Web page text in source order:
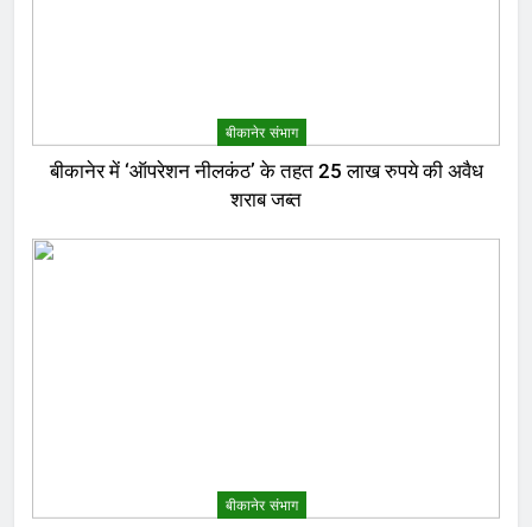
बीकानेर संभाग
बीकानेर में ‘ऑपरेशन नीलकंठ’ के तहत 25 लाख रुपये की अवैध
शराब जब्त
बीकानेर संभाग